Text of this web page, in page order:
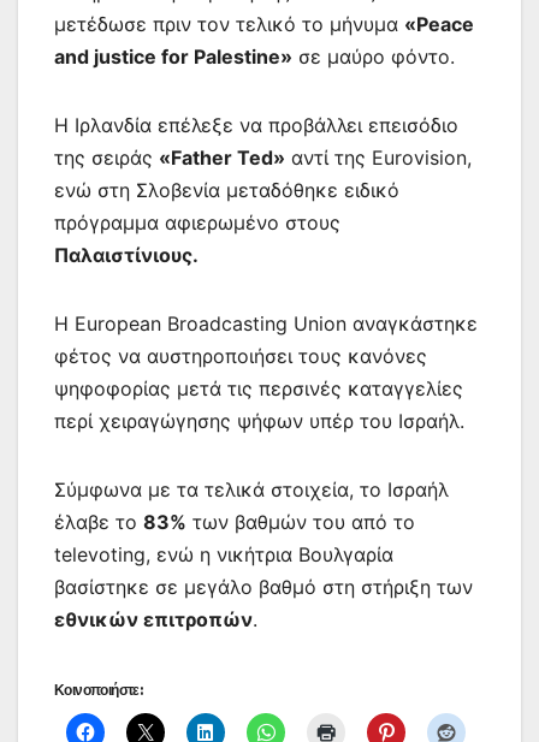
μετέδωσε πριν τον τελικό το μήνυμα «Peace
and justice for Palestine» σε μαύρο φόντο.
Η Ιρλανδία επέλεξε να προβάλλει επεισόδιο
της σειράς «Father Ted» αντί της Eurovision,
ενώ στη Σλοβενία μεταδόθηκε ειδικό
πρόγραμμα αφιερωμένο στους
Παλαιστίνιους.
Η European Broadcasting Union αναγκάστηκε
φέτος να αυστηροποιήσει τους κανόνες
ψηφοφορίας μετά τις περσινές καταγγελίες
περί χειραγώγησης ψήφων υπέρ του Ισραήλ.
Σύμφωνα με τα τελικά στοιχεία, το Ισραήλ
έλαβε το 83% των βαθμών του από το
televoting, ενώ η νικήτρια Βουλγαρία
βασίστηκε σε μεγάλο βαθμό στη στήριξη των
εθνικών επιτροπών.
Κοινοποιήστε: